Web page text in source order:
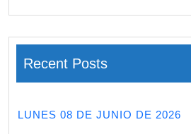
Recent Posts
LUNES 08 DE JUNIO DE 2026